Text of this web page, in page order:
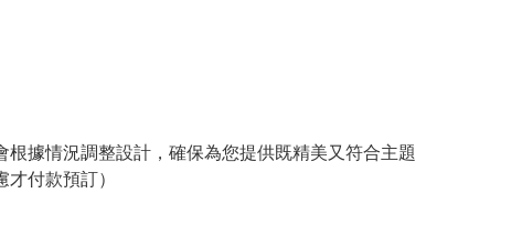
據情況調整設計，確保為您提供既精美又符合主題
付款預訂）